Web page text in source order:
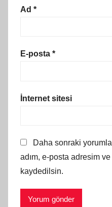
Ad *
E-posta *
İnternet sitesi
Daha sonraki
adım, e-posta adresim
kaydedilsin.